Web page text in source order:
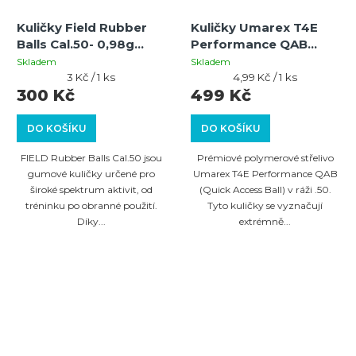
Kuličky Field Rubber
Balls Cal.50- 0,98g
žluté- 100 ks
Skladem
DO KOŠÍKU
300 Kč
Měrná
cena:
3 Kč / 1 ks
FIELD Rubber Balls Cal.50 jsou
gumové kuličky určené pro
široké spektrum aktivit, od
tréninku po obranné použití.
Díky...
Kuličky Umarex T4E
Performance QAB
cal.50 – 100 ks
polymerové střelivo s
tvrdým skleněným
povrchem
Skladem
DO KOŠÍKU
499 Kč
Měrná
cena:
4,99 Kč / 1 ks
Prémiové polymerové střelivo
Umarex T4E Performance QAB
(Quick Access Ball) v ráži .50.
Tyto kuličky se vyznačují
extrémně...